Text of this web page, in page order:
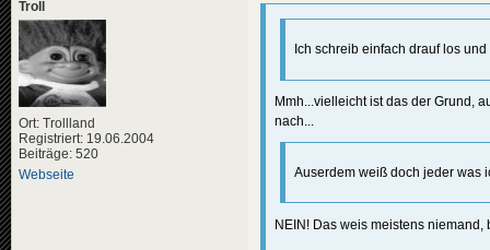
Troll
Ort: Trollland
Registriert: 19.06.2004
Beiträge: 520
Webseite
Ich schreib einfach drauf los
Mmh...vielleicht ist das der Grund,
nach...
Auserdem weiß doch jeder was
NEIN! Das weis meistens